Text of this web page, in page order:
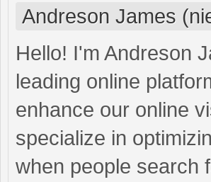
Andreson James
Hello! I'm Andreson
leading online
enhance our online
specialize in
when people search